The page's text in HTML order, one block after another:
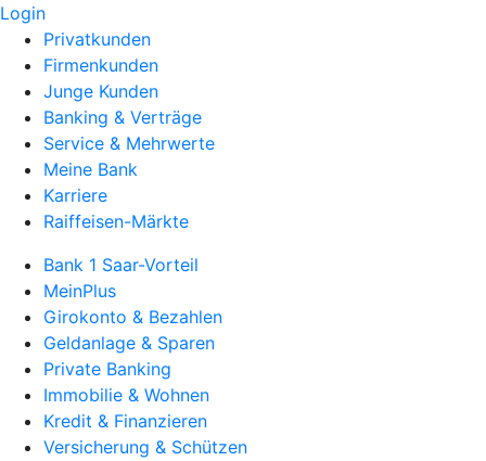
Login
Privatkunden
Firmenkunden
Junge Kunden
Banking & Verträge
Service & Mehrwerte
Meine Bank
Karriere
Raiffeisen-Märkte
Bank 1 Saar-Vorteil
MeinPlus
Girokonto & Bezahlen
Geldanlage & Sparen
Private Banking
Immobilie & Wohnen
Kredit & Finanzieren
Versicherung & Schützen